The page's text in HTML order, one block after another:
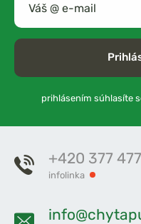
prihlásením súhlasíte
+420 377
infolinka